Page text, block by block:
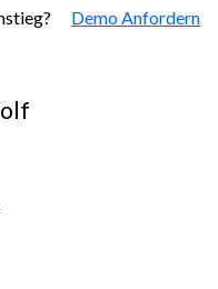
Demo Anfordern